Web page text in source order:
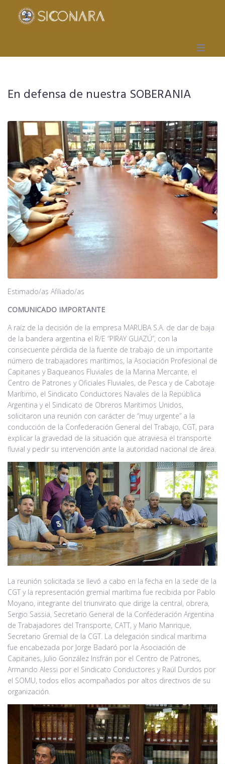
Gremial
Obra Social
Mutual
Capacitación
Seccionales
Noticias
Contacto
En defensa de nuestra SOBERANIA
Estimado/as Afiliado/as
COMUNICADO IMPORTANTE
A raíz de la decisión de la empresa MARUBA S.A. de dar de baja
de la bandera argentina el R/E “PIRAY GUAZÚ”, con la
consecuente pérdida de la fuente de trabajo de un importante
número de trabajadores marítimos, la Asociación Profesional de
Capitanes y Baqueanos Fluviales de la Marina Mercante, el
Centro de Patrones y Oficiales Fluviales, de Pesca y de Cabotaje
Marítimo, el Sindicato Conductores Navales de la República
Argentina y el Sindicato de Obreros Marítimos Unidos,
solicitaron una reunión con carácter de “muy urgente” a la
conducción de la Confederación General del Trabajo, CGT, para
explicar la gravedad de la situación que atraviesa el transporte
fluvial y pedir su intervención ante la autoridad nacional de área.
La reunión solicitada se llevó a cabo en la fecha en la sede de la
CGT y la representación gremial marítima fue recibida por Pablo
Moyano, integrante del triunvirato que dirige la central, obrera,
Sergio Sassia, Secretario General de la Confederación Argentina
de Trabajadores del Transporte, CATT, y Mario Manrique,
Secretario Gremial de la CGT. La delegación sindical marítima
fue encabezada por Jorge Badaró por la Asociación de
Capitanes, Julio González Insfrán por el Centro de Patrones,
Armando Alessi por el Sindicato Conductores y Raúl Durdos por
el SOMU, todos ellos acompañados por altos directivos de su
organización.